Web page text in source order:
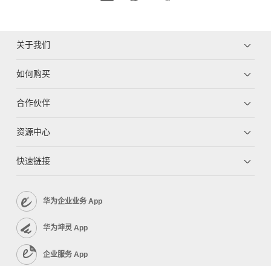
关于我们
如何购买
合作伙伴
资源中心
快速链接
华为企业业务 App
华为坤灵 App
企业服务 App